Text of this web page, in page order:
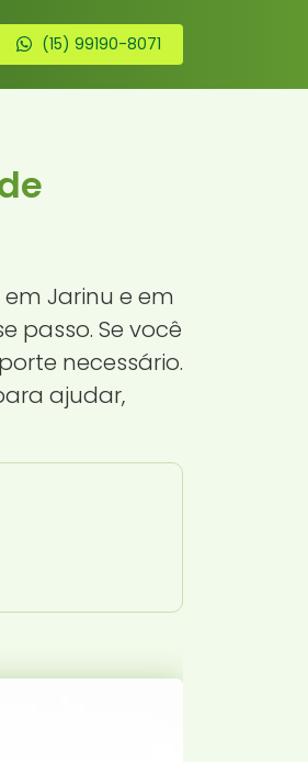
(15) 99190-8071
Jarinu e em
passo. Se você
necessário.
ajudar,